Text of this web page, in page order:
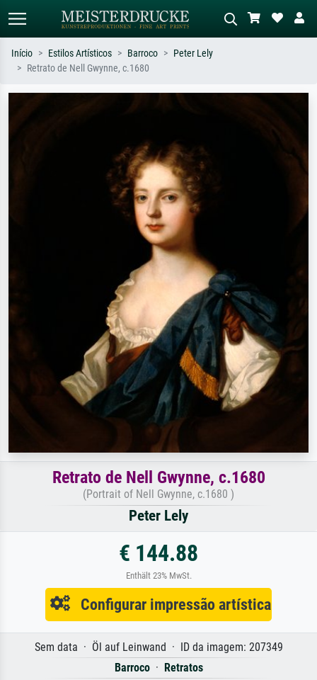
a óleo escura, nu em pé ao lado de
Início Estilos Artísticos Barroco
Peter Lely
Retrato de Nell Gwynne, c.1680
Retrato de Nell Gwynne, c.1680
(Portrait of Nell Gwynne, c.1680 )
Peter Lely
€ 144.88
Enthält 23% MwSt.
Configurar impressão artística
Sem data · Öl auf Leinwand · ID da imagem: 207349
Barroco· Retratos